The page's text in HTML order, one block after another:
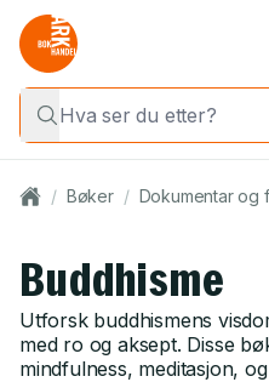
/ Bøker / Dokumentar og
Buddhisme
Utforsk buddhismens
med ro og aksept. Disse
mindfulness, meditasjon,